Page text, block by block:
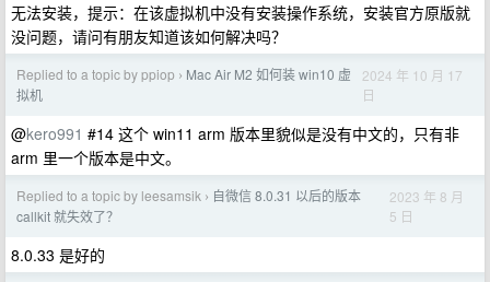
无法安装，提示：在该虚拟机中没有安装操作系统，安装官方原版就
没问题，请问有朋友知道该如何解决吗？
Replied to a topic by ppiop › Mac Air M2 如何装 win10 虚
拟机
2024 年 10 月 17
日
@kero991 #14 这个 win11 arm 版本里貌似是没有中文的，只有非
arm 里一个版本是中文。
Replied to a topic by leesamsik › 自微信 8.0.31 以后的版本
callkit 就失效了？
2023 年 8 月
5 日
8.0.33 是好的